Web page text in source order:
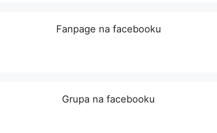
Fanpage na facebooku
Grupa na facebooku